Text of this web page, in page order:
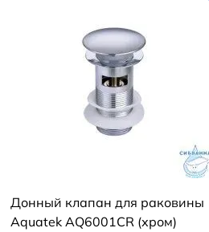
Донный клапан для раковины
Aquatek AQ6001CR (хром)